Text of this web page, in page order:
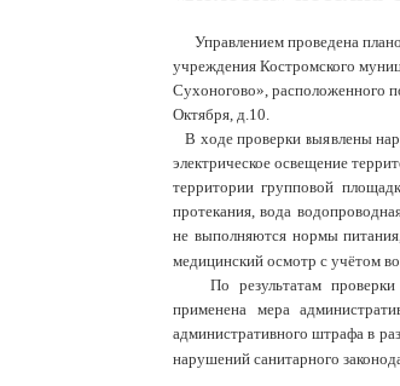
Управлением проведена
учреждения Костромского
Сухоногово», расположенного
Октября, д.10.
В ходе проверки выявлены
электрическое освещение
территории групповой
протекания, вода
не выполняются нормы
медицинский осмотр с учётом
По результатам проверки
применена мера
административного штрафа в
нарушений санитарного